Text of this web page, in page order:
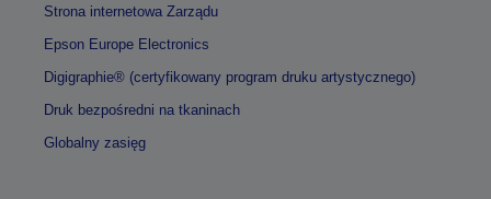
Strona internetowa Zarządu
Epson Europe Electronics
Digigraphie® (certyfikowany program druku artystycznego)
Druk bezpośredni na tkaninach
Globalny zasięg